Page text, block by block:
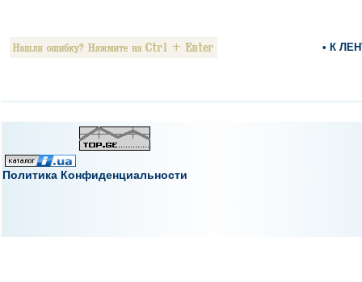
• К
Политика Конфиденциальности